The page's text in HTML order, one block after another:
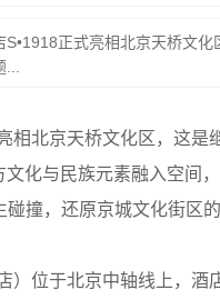
S•1918正式亮相北京天桥文
北京天桥文化区，这是
化与民族元素融入空间
撞，还原京城文化街区的
位于北京中轴线上，酒